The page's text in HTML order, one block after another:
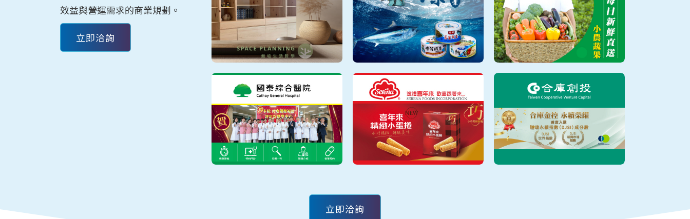
的網路應用與諮詢，最符合經濟
效益與營運需求的商業規劃。
立即洽詢
LORENZO 羅蘭索 富豪音響 苧芙喜帖工作坊
一郎木創 同榮實業 喜互惠生鮮超市